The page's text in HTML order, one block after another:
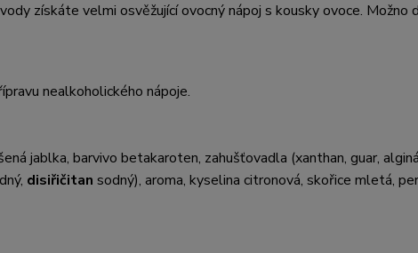
získáte velmi osvěžující ovocný nápoj s kousky ovoce. Možno
nealkoholického nápoje.
jablka, barvivo betakaroten, zahušťovadla (xanthan, guar,
disiřičitan sodný), aroma, kyselina citronová, skořice mletá,